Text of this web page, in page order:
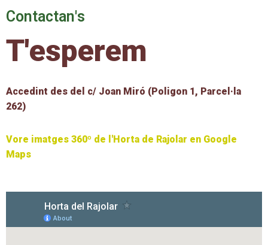
Contactan's
T'esperem
Accedint des del c/ Joan Miró (Poligon 1, Parcel·la
262)
Vore imatges 360º de l'Horta de Rajolar en Google
Maps